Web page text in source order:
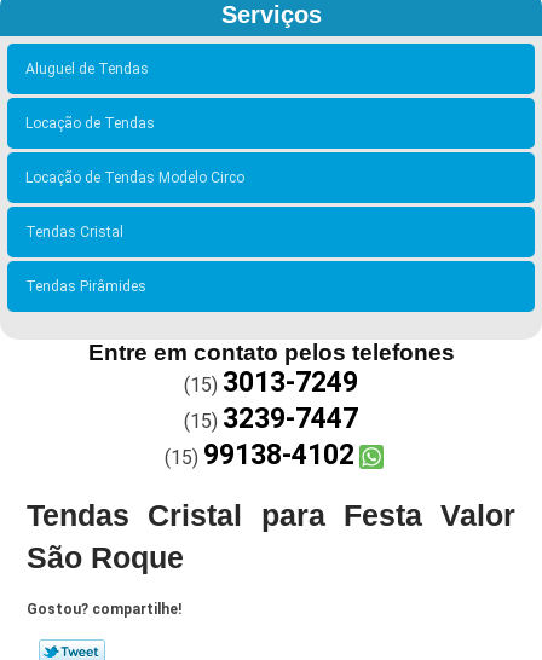
Serviços
Aluguel de Tendas
Locação de Tendas
Locação de Tendas Modelo Circo
Tendas Cristal
Tendas Pirâmides
Entre em contato pelos telefones
(15) 3013-7249
(15) 3239-7447
(15) 99138-4102
Tendas Cristal para Festa Valor
São Roque
Gostou? compartilhe!